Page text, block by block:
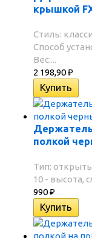
крышкой
Стиль:
Способ
Вес:...
2 198,90₽
Держатель
полкой
Тип:
10 - высота,
990₽